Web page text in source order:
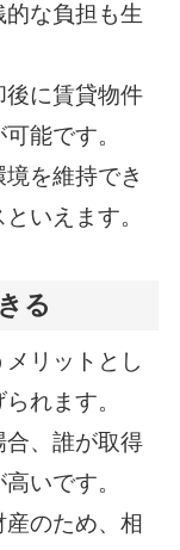
な負担も生
後に賃貸物件
能です。
を維持でき
いえます。
る
リットとし
れます。
合、誰が取得
いです。
のため、相